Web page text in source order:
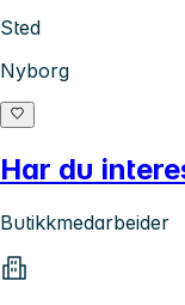
Sted
Nyborg
Har du
Butikkmedarbeider